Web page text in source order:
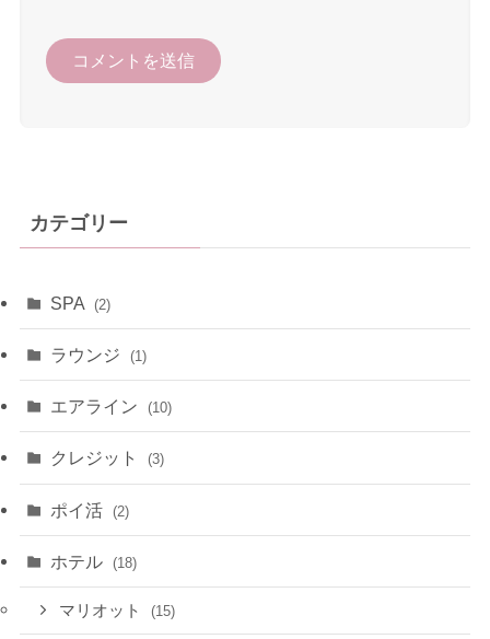
カテゴリー
SPA (2)
ラウンジ (1)
エアライン (10)
クレジット (3)
ポイ活 (2)
ホテル (18)
マリオット (15)